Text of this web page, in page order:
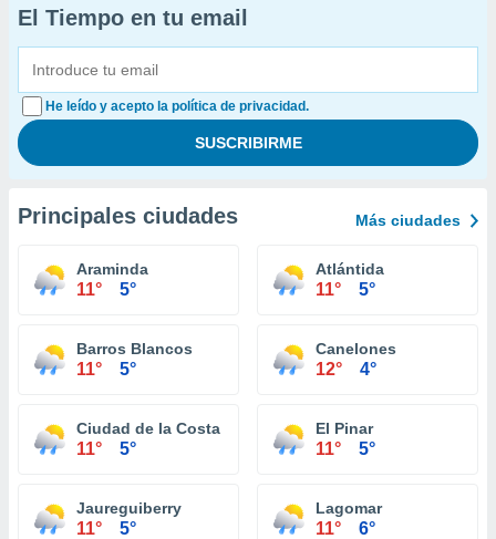
El Tiempo en tu email
He leído y acepto la política de privacidad.
Principales ciudades Más ciudades
Araminda
11° 5°
Atlántida
11° 5°
Barros Blancos
11° 5°
Canelones
12° 4°
Ciudad de la Costa
11° 5°
El Pinar
11° 5°
Jaureguiberry
11° 5°
Lagomar
11° 6°